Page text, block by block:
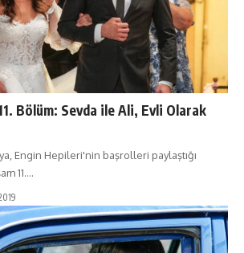
Bölüm: Sevda ile Ali, Evli Olarak
Engin Hepileri'nin başrolleri paylaştığı
11.…